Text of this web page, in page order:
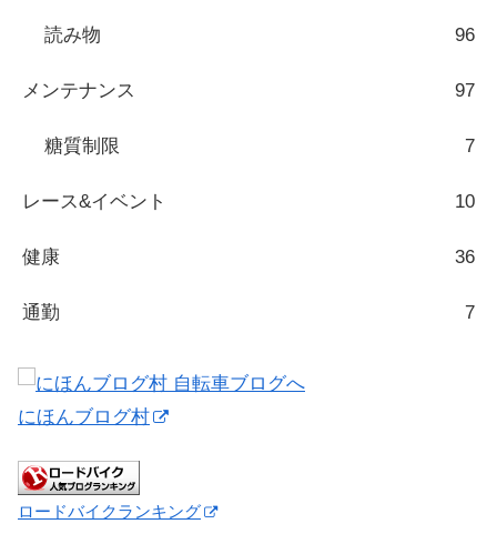
読み物 96
メンテナンス 97
糖質制限 7
レース&イベント 10
健康 36
通勤 7
にほんブログ村
ロードバイクランキング